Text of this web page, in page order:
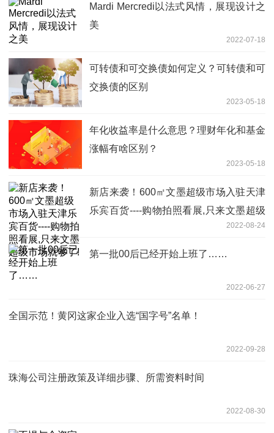
Mardi Mercredi以法式风情，展现设计之
美
2022-07-18
可转债和可交换债如何定义？可转债和可
交换债的区别
2023-05-18
年化收益率是什么意思？理财年化和基金
涨幅有啥区别？
2023-05-18
新店来袭！600㎡文墨超级市场入驻天津
乐宾百货----购物拍照看展,只来文墨超级
2022-08-24
第一批00后已经开始上班了……
2022-06-27
全国示范！黄冈这家企业入选“国字号”名单！
2022-09-28
珠海公司注册政策及详细步骤、所需资料时间
2022-08-30